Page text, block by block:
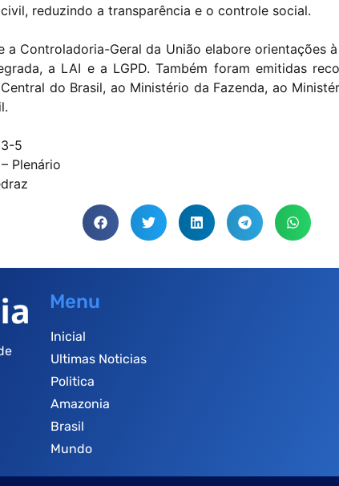
reduzindo a transparência e o controle social.
a Controladoria-Geral da União elabore orientações
a LAI e a LGPD. Também foram emitidas
do Brasil, ao Ministério da Fazenda, ao
5
Plenário
Menu
Inicial
Ultimas Noticias
Politica
Amazonia
Brasil
Mundo